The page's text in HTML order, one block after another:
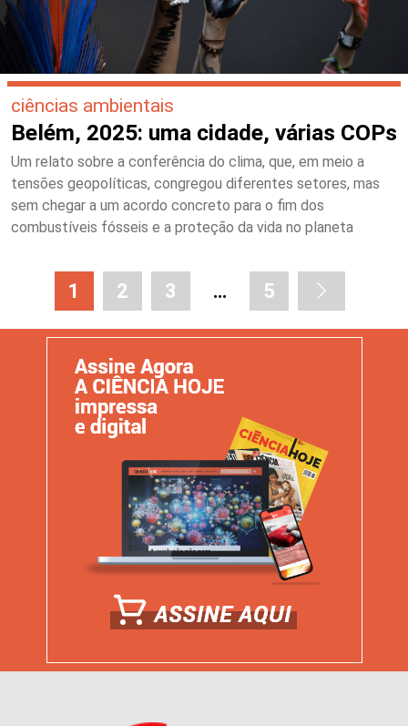
ciências ambientais
Belém, 2025: uma cidade, várias COPs
Um relato sobre a conferência do clima, que, em meio a
tensões geopolíticas, congregou diferentes setores, mas
sem chegar a um acordo concreto para o fim dos
combustíveis fósseis e a proteção da vida no planeta
1 2 3 … 5